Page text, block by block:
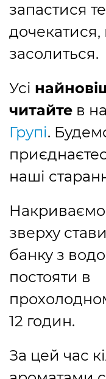
запастися
засолиться.
Усі
читайте в
Групі.
наші
Накриваємо
зверху
банку з
постояти в
12 годин.
За цей час